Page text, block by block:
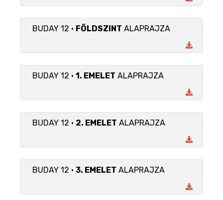
BUDAY 12 • FÖLDSZINT ALAPRAJZA
BUDAY 12 • 1. EMELET ALAPRAJZA
BUDAY 12 • 2. EMELET ALAPRAJZA
BUDAY 12 • 3. EMELET ALAPRAJZA